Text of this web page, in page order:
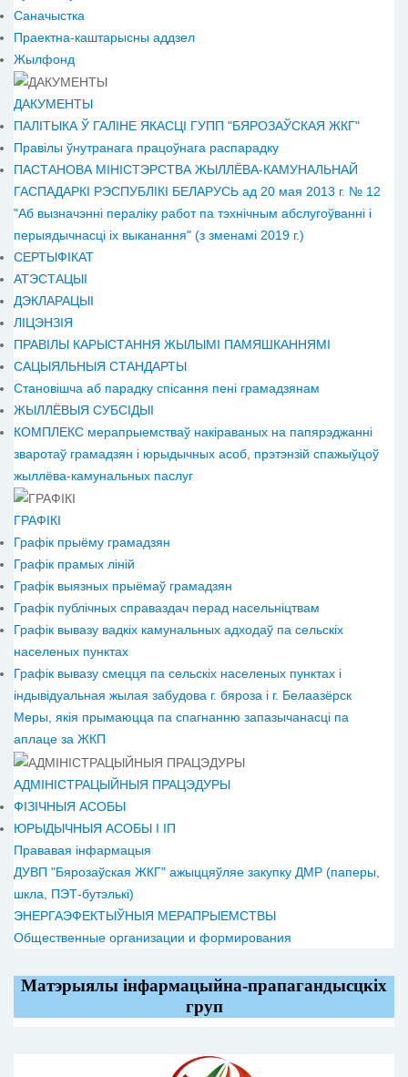
Саначыстка
Праектна-каштарысны аддзел
Жылфонд
ДАКУМЕНТЫ
ПАЛІТЫКА Ў ГАЛІНЕ ЯКАСЦІ ГУПП "БЯРОЗАЎСКАЯ ЖКГ"
Правілы ўнутранага працоўнага распарадку
ПАСТАНОВА МІНІСТЭРСТВА ЖЫЛЛЁВА-КАМУНАЛЬНАЙ
ГАСПАДАРКІ РЭСПУБЛІКІ БЕЛАРУСЬ ад 20 мая 2013 г. № 12
"Аб вызначэнні пераліку работ па тэхнічным абслугоўванні і
перыядычнасці іх выканання" (з зменамі 2019 г.)
СЕРТЫФІКАТ
АТЭСТАЦЫІ
ДЭКЛАРАЦЫІ
ЛІЦЭНЗІЯ
ПРАВІЛЫ КАРЫСТАННЯ ЖЫЛЫМІ ПАМЯШКАННЯМІ
САЦЫЯЛЬНЫЯ СТАНДАРТЫ
Становiшча аб парадку спісання пені грамадзянам
ЖЫЛЛЁВЫЯ СУБСІДЫІ
КОМПЛЕКС мерапрыемстваў накіраваных на папярэджанні
зваротаў грамадзян і юрыдычных асоб, прэтэнзій спажыўцоў
жыллёва-камунальных паслуг
ГРАФІКІ
Графік прыёму грамадзян
Графік прамых ліній
Графік выязных прыёмаў грамадзян
Графік публічных справаздач перад насельніцтвам
Графік вывазу вадкіх камунальных адходаў па сельскіх
населеных пунктах
Графік вывазу смецця па сельскіх населеных пунктах і
індывідуальная жылая забудова г. бяроза і г. Белаазёрск
Меры, якія прымаюцца па спагнанню запазычанасці па
аплаце за ЖКП
АДМІНІСТРАЦЫЙНЫЯ ПРАЦЭДУРЫ
ФІЗІЧНЫЯ АСОБЫ
ЮРЫДЫЧНЫЯ АСОБЫ І ІП
Прававая інфармацыя
ДУВП "Бярозаўская ЖКГ" ажыццяўляе закупку ДМР (паперы,
шкла, ПЭТ-бутэлькі)
ЭНЕРГАЭФЕКТЫЎНЫЯ МЕРАПРЫЕМСТВЫ
Общественные организации и формирования
Матэрыялы інфармацыйна-прапагандысцкіх
груп